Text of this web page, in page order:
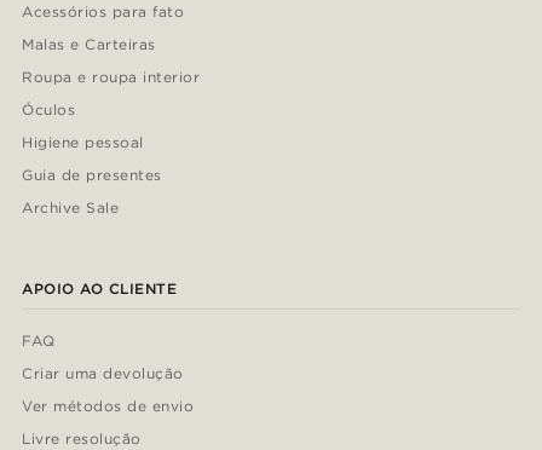
Acessórios para fato
Malas e Carteiras
Roupa e roupa interior
Óculos
Higiene pessoal
Guia de presentes
Archive Sale
APOIO AO CLIENTE
FAQ
Criar uma devolução
Ver métodos de envio
Livre resolução